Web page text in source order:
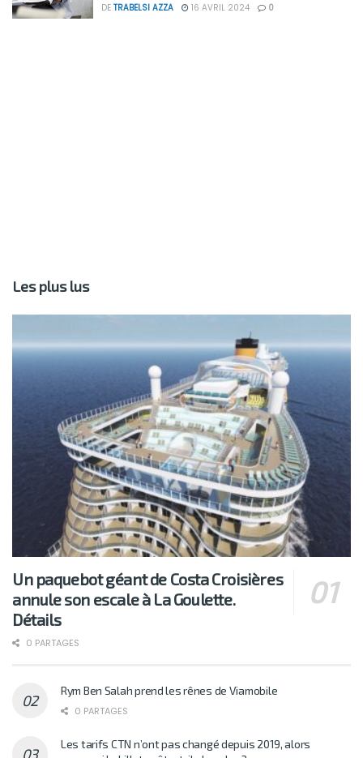
DE TRABELSI AZZA 16 AVRIL 2024 0
Les plus lus
Un paquebot géant de Costa Croisières
annule son escale à La Goulette.
Détails
0 PARTAGES
Rym Ben Salah prend les rênes de Viamobile
0 PARTAGES
Les tarifs CTN n’ont pas changé depuis 2019, alors